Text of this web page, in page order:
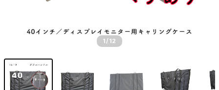
1 /12